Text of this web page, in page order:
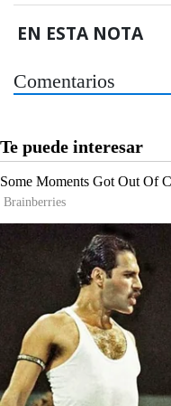
EN ESTA NOTA
Comentarios